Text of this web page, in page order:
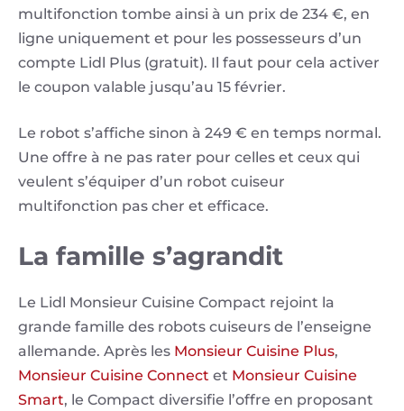
multifonction tombe ainsi à un prix de 234 €, en
ligne uniquement et pour les possesseurs d’un
compte Lidl Plus (gratuit). Il faut pour cela activer
le coupon valable jusqu’au 15 février.
Le robot s’affiche sinon à 249 € en temps normal.
Une offre à ne pas rater pour celles et ceux qui
veulent s’équiper d’un robot cuiseur
multifonction pas cher et efficace.
La famille s’agrandit
Le Lidl Monsieur Cuisine Compact rejoint la
grande famille des robots cuiseurs de l’enseigne
allemande. Après les Monsieur Cuisine Plus,
Monsieur Cuisine Connect et Monsieur Cuisine
Smart, le Compact diversifie l’offre en proposant